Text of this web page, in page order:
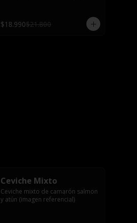
$18.990$21.800
Ceviche Mixto
Ceviche mixto de camarón salmon
y atún (imagen referencial)